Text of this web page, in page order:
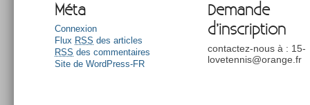
Méta
Connexion
Flux RSS des articles
RSS des commentaires
Site de WordPress-FR
Demande
d’inscription
contactez-nous à : 15-
lovetennis@orange.fr